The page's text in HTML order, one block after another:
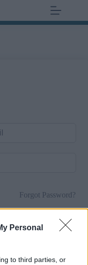
Personal
to third parties, or
€
Forgot Password?
Τώρα